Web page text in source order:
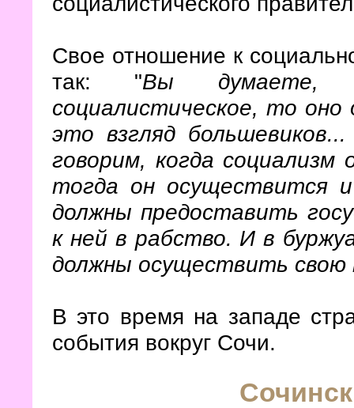
Свое отношение к
так: "Вы думаете,
социалистическое, то
это взгляд
говорим, когда
тогда он осуществится
должны предоставить
к ней в рабство. И в
должны осуществить свою
В это время на западе
события вокруг Сочи.